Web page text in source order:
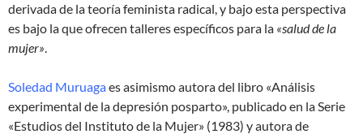
derivada de la teoría feminista radical, y bajo esta perspectiva
es bajo la que ofrecen talleres específicos para la «salud de la
mujer».
Soledad Muruagaes asimismo autora del libro «Análisis
experimental de la depresión posparto», publicado en la Serie
«Estudios del Instituto de la Mujer» (1983) y autora de